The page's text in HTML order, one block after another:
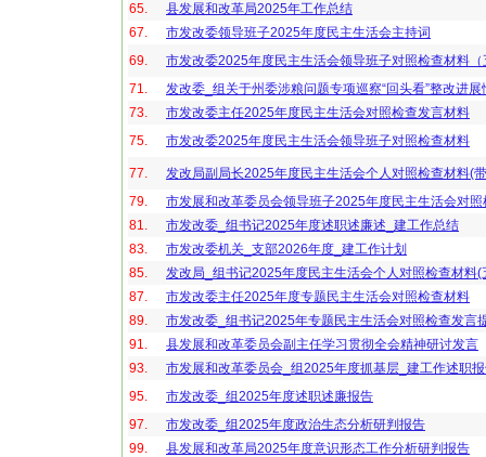
65.
县发展和改革局2025年工作总结
67.
市发改委领导班子2025年度民主生活会主持词
69.
市发改委2025年度民主生活会领导班子对照检查材料
71.
发改委_组关于州委涉粮问题专项巡察“回头看”整改进
73.
市发改委主任2025年度民主生活会对照检查发言材料
75.
市发改委2025年度民主生活会领导班子对照检查材料
77.
发改局副局长2025年度民主生活会个人对照检查材料(
79.
市发展和改革委员会领导班子2025年度民主生活会对照
81.
市发改委_组书记2025年度述职述廉述_建工作总结
83.
市发改委机关_支部2026年度_建工作计划
85.
发改局_组书记2025年度民主生活会个人对照检查材料(
87.
市发改委主任2025年度专题民主生活会对照检查材料
89.
市发改委_组书记2025年专题民主生活会对照检查发言
91.
县发展和改革委员会副主任学习贯彻全会精神研讨发言
93.
市发展和改革委员会_组2025年度抓基层_建工作述职
95.
市发改委_组2025年度述职述廉报告
97.
市发改委_组2025年度政治生态分析研判报告
99.
县发展和改革局2025年度意识形态工作分析研判报告